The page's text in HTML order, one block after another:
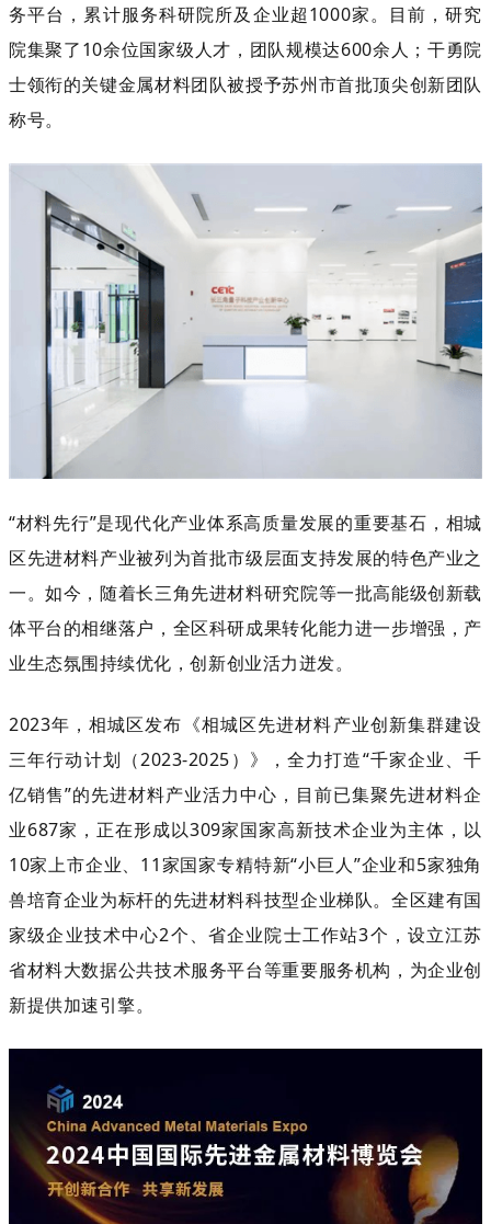
务平台，累计服务科研院所及企业超1000家。目前，研究
院集聚了10余位国家级人才，团队规模达600余人；干勇院
士领衔的关键金属材料团队被授予苏州市首批顶尖创新团队
称号。
“材料先行”是现代化产业体系高质量发展的重要基石，相城
区先进材料产业被列为首批市级层面支持发展的特色产业之
一。如今，随着长三角先进材料研究院等一批高能级创新载
体平台的相继落户，全区科研成果转化能力进一步增强，产
业生态氛围持续优化，创新创业活力迸发。
2023年，相城区发布《相城区先进材料产业创新集群建设
三年行动计划（2023-2025）》，全力打造“千家企业、千
亿销售”的先进材料产业活力中心，目前已集聚先进材料企
业687家，正在形成以309家国家高新技术企业为主体，以
10家上市企业、11家国家专精特新“小巨人”企业和5家独角
兽培育企业为标杆的先进材料科技型企业梯队。全区建有国
家级企业技术中心2个、省企业院士工作站3个，设立江苏
省材料大数据公共技术服务平台等重要服务机构，为企业创
新提供加速引擎。